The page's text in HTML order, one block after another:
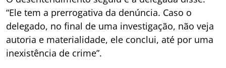
“Ele tem a prerrogativa da denúncia. Caso o
delegado, no final de uma investigação, não veja
autoria e materialidade, ele conclui, até por uma
inexistência de crime”.